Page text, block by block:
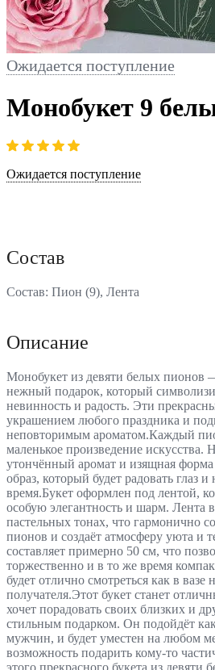
Ожидается поступление
Монобукет 9
Ожидается поступление
Состав
Состав: Пион (9), Лента
Описание
Монобукет из девяти белых пионов
нежный подарок, который
невинность и радость. Эти
украшением любого праздника и
неповторимым ароматом.Каждый
маленькое произведение искусства.
утончённый аромат и изящная
образ, который будет радовать глаз
время.Букет оформлен под лентой,
особую элегантность и шарм. Лента
пастельных тонах, что гармонично
пионов и создаёт атмосферу уюта и
составляет примерно 50 см, что
торжественно и в то же время
будет отлично смотреться как в вазе
получателя.Этот букет станет
хочет порадовать своих близких и
стильным подарком. Он подойдёт
мужчин, и будет уместен на любом
возможность подарить кому-то
этого прекрасного букета из девяти